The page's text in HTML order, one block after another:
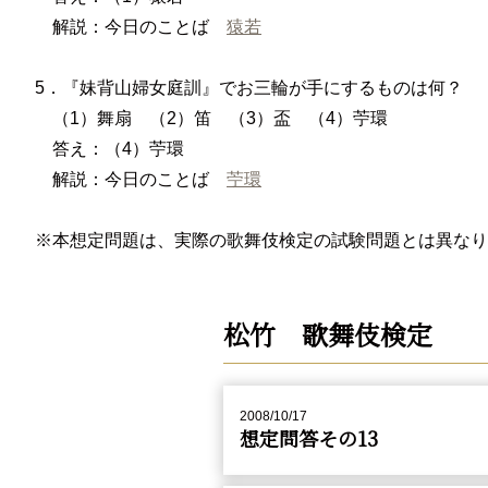
解説：今日のことば 猿若
5．『妹背山婦女庭訓』でお三輪が手にするものは何？
（1）舞扇 （2）笛 （3）盃 （4）苧環
答え：（4）苧環
解説：今日のことば 苧環
※本想定問題は、実際の歌舞伎検定の試験問題とは異な
松竹 歌舞伎検定
2008/10/17
想定問答その13